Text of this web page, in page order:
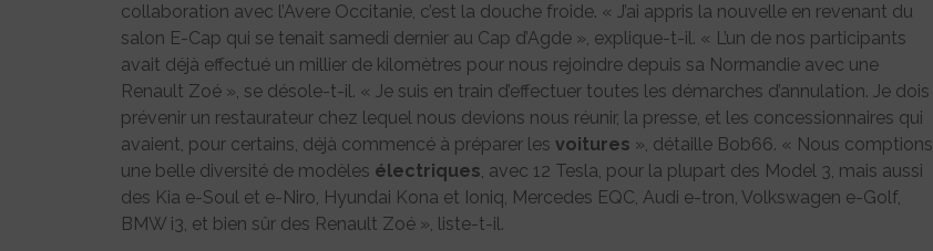
collaboration avec l’Avere Occitanie, c’est la douche froide. « J’ai appris la nouvelle en revenant du
salon E-Cap qui se tenait samedi dernier au Cap d’Agde », explique-t-il. « L’un de nos participants
avait déjà effectué un millier de kilomètres pour nous rejoindre depuis sa Normandie avec une
Renault Zoé », se désole-t-il. « Je suis en train d’effectuer toutes les démarches d’annulation. Je dois
prévenir un restaurateur chez lequel nous devions nous réunir, la presse, et les concessionnaires qui
avaient, pour certains, déjà commencé à préparer les voitures », détaille Bob66. « Nous comptions
une belle diversité de modèles électriques, avec 12 Tesla, pour la plupart des Model 3, mais aussi
des Kia e-Soul et e-Niro, Hyundai Kona et Ioniq, Mercedes EQC, Audi e-tron, Volkswagen e-Golf,
BMW i3, et bien sûr des Renault Zoé », liste-t-il.